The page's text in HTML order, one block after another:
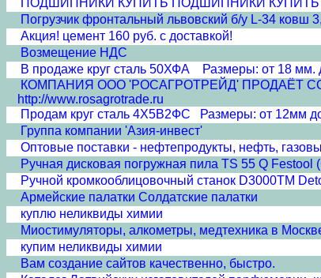
ПОДШИПНИКИ КУПИТЬ ПОДШИПНИКИ КУПИТЬ
Погрузчик фронтальный львовский б/у L-34 ковш
Акция! цемент 160 руб. с доставкой!
Возмещение НДС
В продаже круг сталь 50ХФА Размеры: от 18 мм.
КОМПАНИЯ ООО 'РОСАГРОТРЕЙД' ПРОДАЁТ СОЮ
http://www.rosagrotrade.ru
Продам круг сталь 4Х5В2ФС Размеры: от 12мм
Группа компании 'Азия-инвест'
Оптовые поставки - нефтепродукты, нефть,
Ручная дисковая погружная пила TS 55 Q Festool
Ручной кромкооблицовочный станок D3000TM
Армейские палатки Солдатские палатки
куплю неликвиды химии
Миостимуляторы, алкометры, медтехника в
купим неликвиды химии
Вам создание сайтов качественно, быстро.